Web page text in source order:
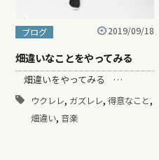
ブログ 2019/09/18
畑違いなことをやってみる
畑違いをやってみる …
ウクレレ, ガズレレ, 得意なこと,
畑違い, 音楽